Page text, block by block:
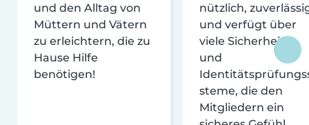
und den Alltag von
Müttern und Vätern
zu erleichtern, die zu
Hause Hilfe
benötigen!
nützlich,
und verfügt über
viele Sicherheits-
und
steme, die den
Mitgliedern ein